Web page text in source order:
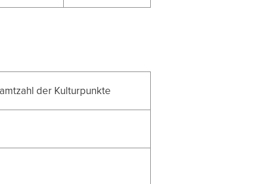
der Kulturpunkte